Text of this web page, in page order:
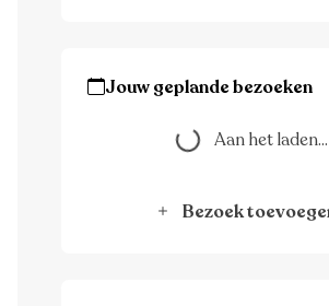
Jouw geplande bezoeken
Aan het laden...Aan het laden...
Bezoek